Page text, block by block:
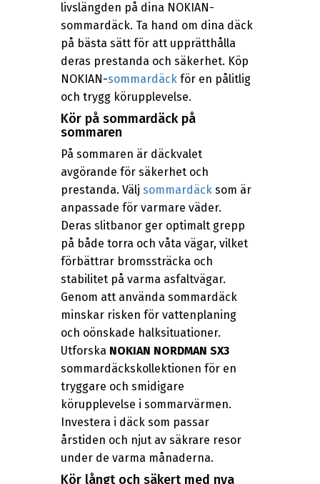
livslängden på dina NOKIAN-
sommardäck. Ta hand om dina däck
på bästa sätt för att upprätthålla
deras prestanda och säkerhet. Köp
NOKIAN-sommardäck för en pålitlig
och trygg körupplevelse.
Kör på sommardäck på
sommaren
På sommaren är däckvalet
avgörande för säkerhet och
prestanda. Väljsommardäck som är
anpassade för varmare väder.
Deras slitbanor ger optimalt grepp
på både torra och våta vägar, vilket
förbättrar bromssträcka och
stabilitet på varma asfaltvägar.
Genom att använda sommardäck
minskar risken för vattenplaning
och oönskade halksituationer.
Utforska NOKIAN NORDMAN SX3
sommardäckskollektionen för en
tryggare och smidigare
körupplevelse i sommarvärmen.
Investera i däck som passar
årstiden och njut av säkrare resor
under de varma månaderna.
Kör långt och säkert med nya